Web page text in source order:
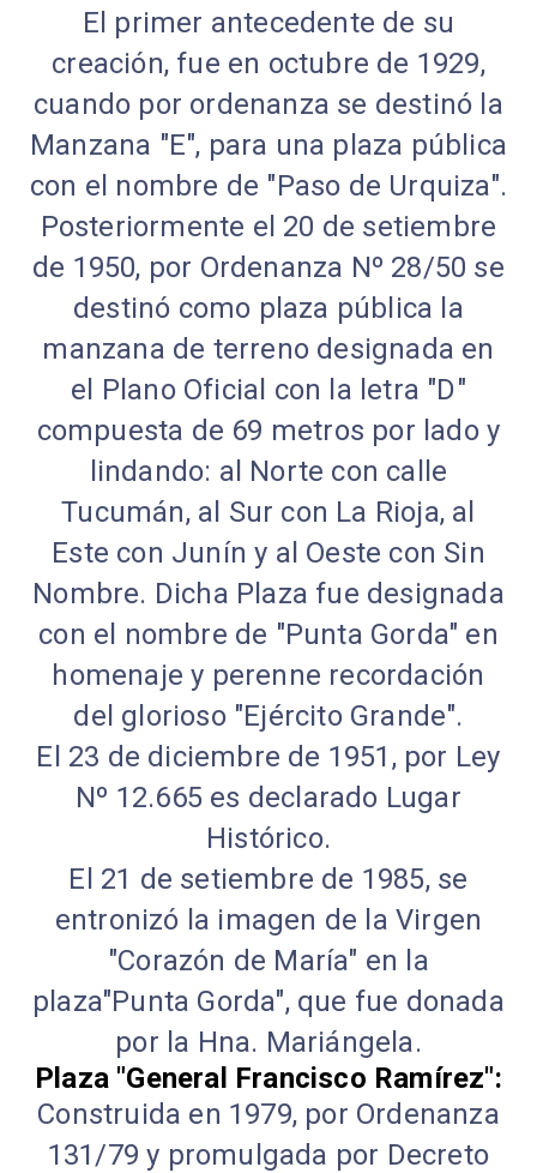
El primer antecedente de su
creación, fue en octubre de 1929,
cuando por ordenanza se destinó la
Manzana "E", para una plaza pública
con el nombre de "Paso de Urquiza".
Posteriormente el 20 de setiembre
de 1950, por Ordenanza Nº 28/50 se
destinó como plaza pública la
manzana de terreno designada en
el Plano Oficial con la letra "D"
compuesta de 69 metros por lado y
lindando: al Norte con calle
Tucumán, al Sur con La Rioja, al
Este con Junín y al Oeste con Sin
Nombre. Dicha Plaza fue designada
con el nombre de "Punta Gorda" en
homenaje y perenne recordación
del glorioso "Ejército Grande".
El 23 de diciembre de 1951, por Ley
Nº 12.665 es declarado Lugar
Histórico.
El 21 de setiembre de 1985, se
entronizó la imagen de la Virgen
"Corazón de María" en la
plaza"Punta Gorda", que fue donada
por la Hna. Mariángela.
Plaza "General Francisco Ramírez":
Construida en 1979, por Ordenanza
131/79 y promulgada por Decreto